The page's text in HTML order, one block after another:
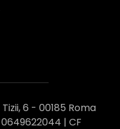
6 - 00185 Roma
| CF